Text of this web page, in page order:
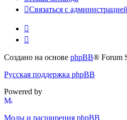
Связаться с администрацией
Создано на основе phpBB® Forum
Русская поддержка phpBB
Powered by
Моды и расширения phpBB